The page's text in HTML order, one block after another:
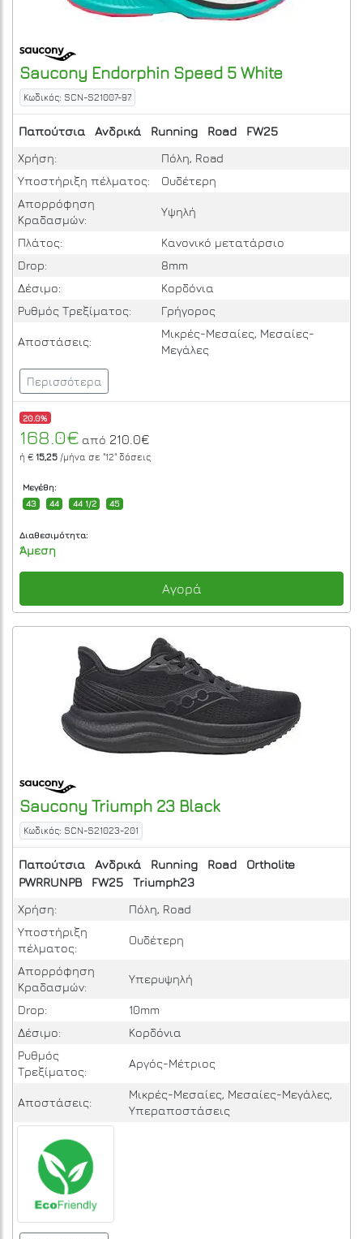
Saucony Endorphin Speed 5 White
Κωδικός: SCN-S21007-97
Παπούτσια Ανδρικά Running Road
FW25
Χρήση:
Πόλη, Road
Υποστήριξη πέλματος:
Ουδέτερη
Απορρόφηση
Κραδασμών:
Υψηλή
Πλάτος:
Κανονικό μετατάρσιο
Drop:
8mm
Δέσιμο:
Κορδόνια
Ρυθμός Τρεξίματος:
Γρήγορος
Αποστάσεις:
Μικρές-Μεσαίες, Μεσαίες-
Μεγάλες
Περισσότερα
20.0%
168.0€ από 210.0€
ή € 15,25 /μήνα σε "12" δόσεις
Μεγέθη:
43
44 44 1/2 45
Διαθεσιμότητα:
Άμεση
Αγορά
Saucony Triumph 23 Black
Κωδικός: SCN-S21023-201
Παπούτσια Ανδρικά Running Road
Ortholite
PWRRUNPB
FW25
Triumph23
Χρήση:
Πόλη, Road
Υποστήριξη
πέλματος:
Ουδέτερη
Απορρόφηση
Κραδασμών:
Υπερυψηλή
Drop:
10mm
Δέσιμο:
Κορδόνια
Ρυθμός
Τρεξίματος:
Αργός-Μέτριος
Αποστάσεις:
Μικρές-Μεσαίες, Μεσαίες-Μεγάλες,
Υπεραποστάσεις